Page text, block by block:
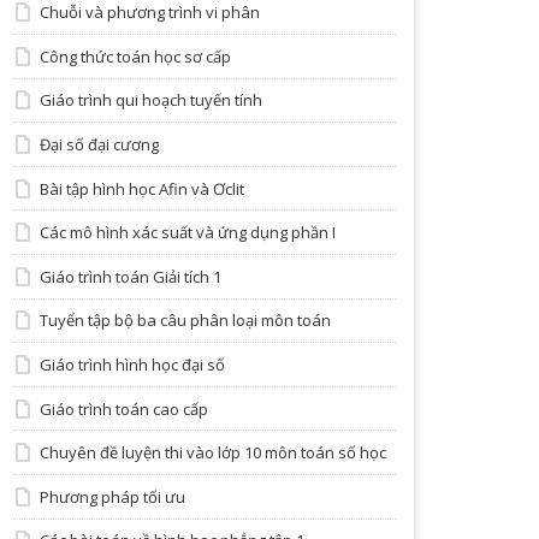
Chuỗi và phương trình vi phân
Công thức toán học sơ cấp
Giáo trình qui hoạch tuyến tính
Đại số đại cương
Bài tập hình học Afin và Ơclit
Các mô hình xác suất và ứng dụng phần I
Giáo trình toán Giải tích 1
Tuyển tập bộ ba câu phân loại môn toán
Giáo trình hình học đại số
Giáo trình toán cao cấp
Chuyên đề luyện thi vào lớp 10 môn toán số học
Phương pháp tối ưu